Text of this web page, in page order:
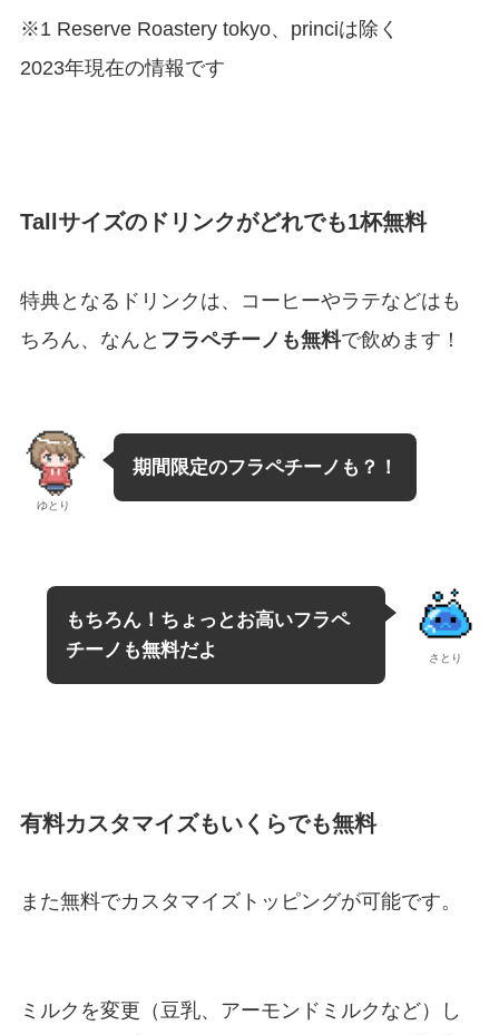
※1 Reserve Roastery tokyo、princiは除く
2023年現在の情報です
Tallサイズのドリンクがどれでも1杯無料
特典となるドリンクは、コーヒーやラテなどはも
ちろん、なんと フラペチーノも無料で飲めます！
ゆとり
期間限定のフラペチーノも？！
さとり
もちろん！ちょっとお高いフラペ
チーノも無料だよ
有料カスタマイズもいくらでも無料
また無料でカスタマイズトッピングが可能です。
ミルクを変更（豆乳、アーモンドミルクなど）し